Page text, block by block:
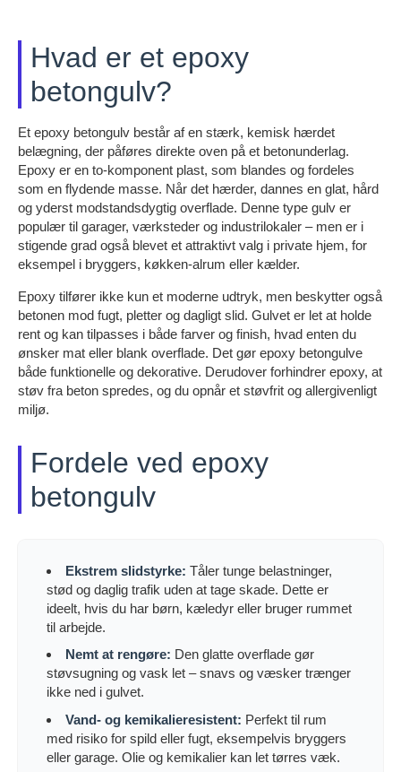
Hvad er et epoxy
betongulv?
Et epoxy betongulv består af en stærk, kemisk hærdet
belægning, der påføres direkte oven på et betonunderlag.
Epoxy er en to-komponent plast, som blandes og fordeles
som en flydende masse. Når det hærder, dannes en glat, hård
og yderst modstandsdygtig overflade. Denne type gulv er
populær til garager, værksteder og industrilokaler – men er i
stigende grad også blevet et attraktivt valg i private hjem, for
eksempel i bryggers, køkken-alrum eller kælder.
Epoxy tilfører ikke kun et moderne udtryk, men beskytter også
betonen mod fugt, pletter og dagligt slid. Gulvet er let at holde
rent og kan tilpasses i både farver og finish, hvad enten du
ønsker mat eller blank overflade. Det gør epoxy betongulve
både funktionelle og dekorative. Derudover forhindrer epoxy, at
støv fra beton spredes, og du opnår et støvfrit og allergivenligt
miljø.
Fordele ved epoxy
betongulv
Ekstrem slidstyrke: Tåler tunge belastninger,
stød og daglig trafik uden at tage skade. Dette er
ideelt, hvis du har børn, kæledyr eller bruger rummet
til arbejde.
Nemt at rengøre: Den glatte overflade gør
støvsugning og vask let – snavs og væsker trænger
ikke ned i gulvet.
Vand- og kemikalieresistent: Perfekt til rum
med risiko for spild eller fugt, eksempelvis bryggers
eller garage. Olie og kemikalier kan let tørres væk.